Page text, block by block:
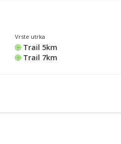
Vrste utrka
Trail 5km
Trail 7km